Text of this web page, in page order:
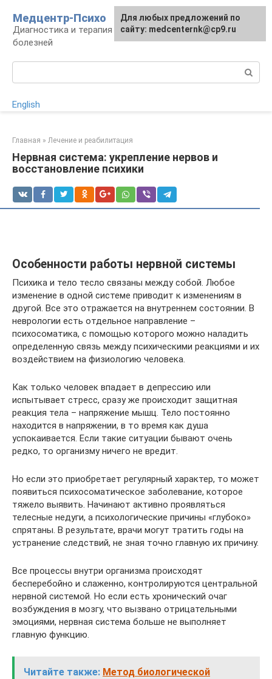
контенту
Медцентр-Психо
Диагностика и терапия психоневрологических
болезней
English
Главная » Лечение и реабилитация
Нервная система: укрепление нервов и
восстановление психики
Особенности работы нервной системы
Психика и тело тесло связаны между собой. Любое
изменение в одной системе приводит к изменениям в
другой. Все это отражается на внутреннем состоянии. В
неврологии есть отдельное направление –
психосоматика, с помощью которого можно наладить
определенную связь между психическими реакциями и их
воздействием на физиологию человека.
Как только человек впадает в депрессию или
испытывает стресс, сразу же происходит защитная
реакция тела – напряжение мышц. Тело постоянно
находится в напряжении, в то время как душа
успокаивается. Если такие ситуации бывают очень
редко, то организму ничего не вредит.
Но если это приобретает регулярный характер, то может
появиться психосоматическое заболевание, которое
тяжело выявить. Начинают активно проявляться
телесные недуги, а психологические причины «глубоко»
спрятаны. В результате, врачи могут тратить годы на
устранение следствий, не зная точно главную их причину.
Все процессы внутри организма происходят
бесперебойно и слаженно, контролируются центральной
нервной системой. Но если есть хронический очаг
возбуждения в мозгу, что вызвано отрицательными
эмоциями, нервная система больше не выполняет
главную функцию.
Читайте также: Метод биологической
Для любых предложений по
сайту: medcenternk@cp9.ru